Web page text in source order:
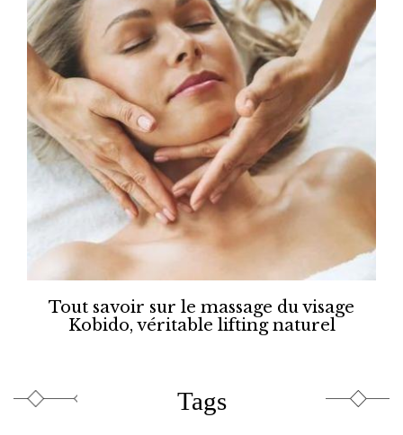
Tout savoir sur le massage du visage
Kobido, véritable lifting naturel
Tags